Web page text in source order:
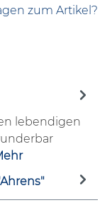
zum Artikel?
lebendigen